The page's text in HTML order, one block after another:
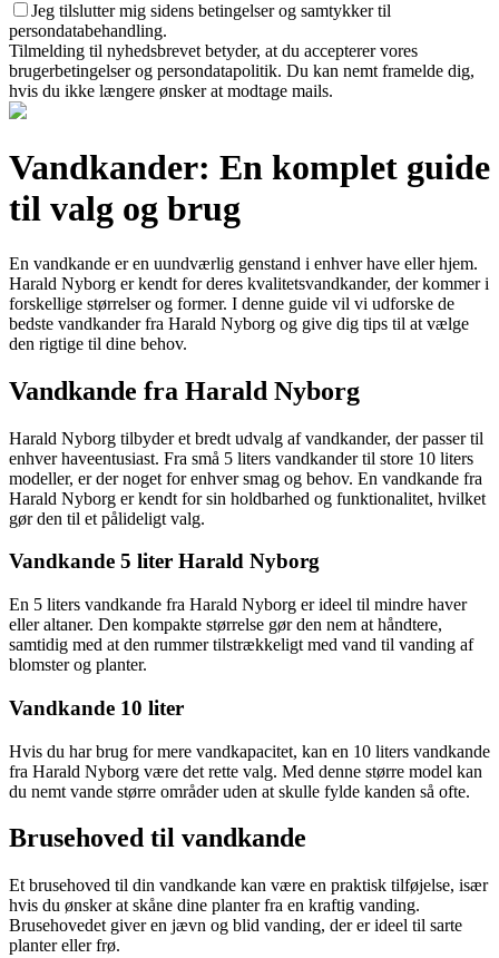
Jeg tilslutter mig sidens betingelser og samtykker til
persondatabehandling.
Tilmelding til nyhedsbrevet betyder, at du accepterer vores
brugerbetingelser og persondatapolitik. Du kan nemt framelde dig,
hvis du ikke længere ønsker at modtage mails.
Vandkander: En komplet guide
til valg og brug
En vandkande er en uundværlig genstand i enhver have eller hjem.
Harald Nyborg er kendt for deres kvalitetsvandkander, der kommer i
forskellige størrelser og former. I denne guide vil vi udforske de
bedste vandkander fra Harald Nyborg og give dig tips til at vælge
den rigtige til dine behov.
Vandkande fra Harald Nyborg
Harald Nyborg tilbyder et bredt udvalg af vandkander, der passer til
enhver haveentusiast. Fra små 5 liters vandkander til store 10 liters
modeller, er der noget for enhver smag og behov. En vandkande fra
Harald Nyborg er kendt for sin holdbarhed og funktionalitet, hvilket
gør den til et pålideligt valg.
Vandkande 5 liter Harald Nyborg
En 5 liters vandkande fra Harald Nyborg er ideel til mindre haver
eller altaner. Den kompakte størrelse gør den nem at håndtere,
samtidig med at den rummer tilstrækkeligt med vand til vanding af
blomster og planter.
Vandkande 10 liter
Hvis du har brug for mere vandkapacitet, kan en 10 liters vandkande
fra Harald Nyborg være det rette valg. Med denne større model kan
du nemt vande større områder uden at skulle fylde kanden så ofte.
Brusehoved til vandkande
Et brusehoved til din vandkande kan være en praktisk tilføjelse, især
hvis du ønsker at skåne dine planter fra en kraftig vanding.
Brusehovedet giver en jævn og blid vanding, der er ideel til sarte
planter eller frø.